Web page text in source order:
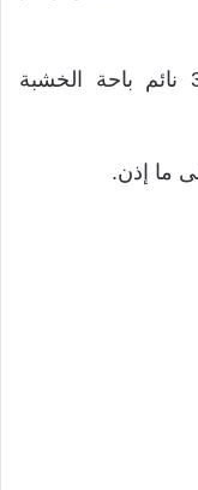
جثة1: انا هُنا.(يعثر جثة1 على جثة3 نائم باحة الخشبة